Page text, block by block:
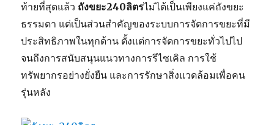
ท้ายที่สุดแล้ว ถังขยะ240ลิตรไม่ได้เป็นเพียงแค่ถังขยะ
ธรรมดา แต่เป็นส่วนสำคัญของระบบการจัดการขยะที่มี
ประสิทธิภาพในทุกด้าน ตั้งแต่การจัดการขยะทั่วไปไป
จนถึงการสนับสนุนแนวทางการรีไซเคิล การใช้
ทรัพยากรอย่างยั่งยืน และการรักษาสิ่งแวดล้อมเพื่อคน
รุ่นหลัง